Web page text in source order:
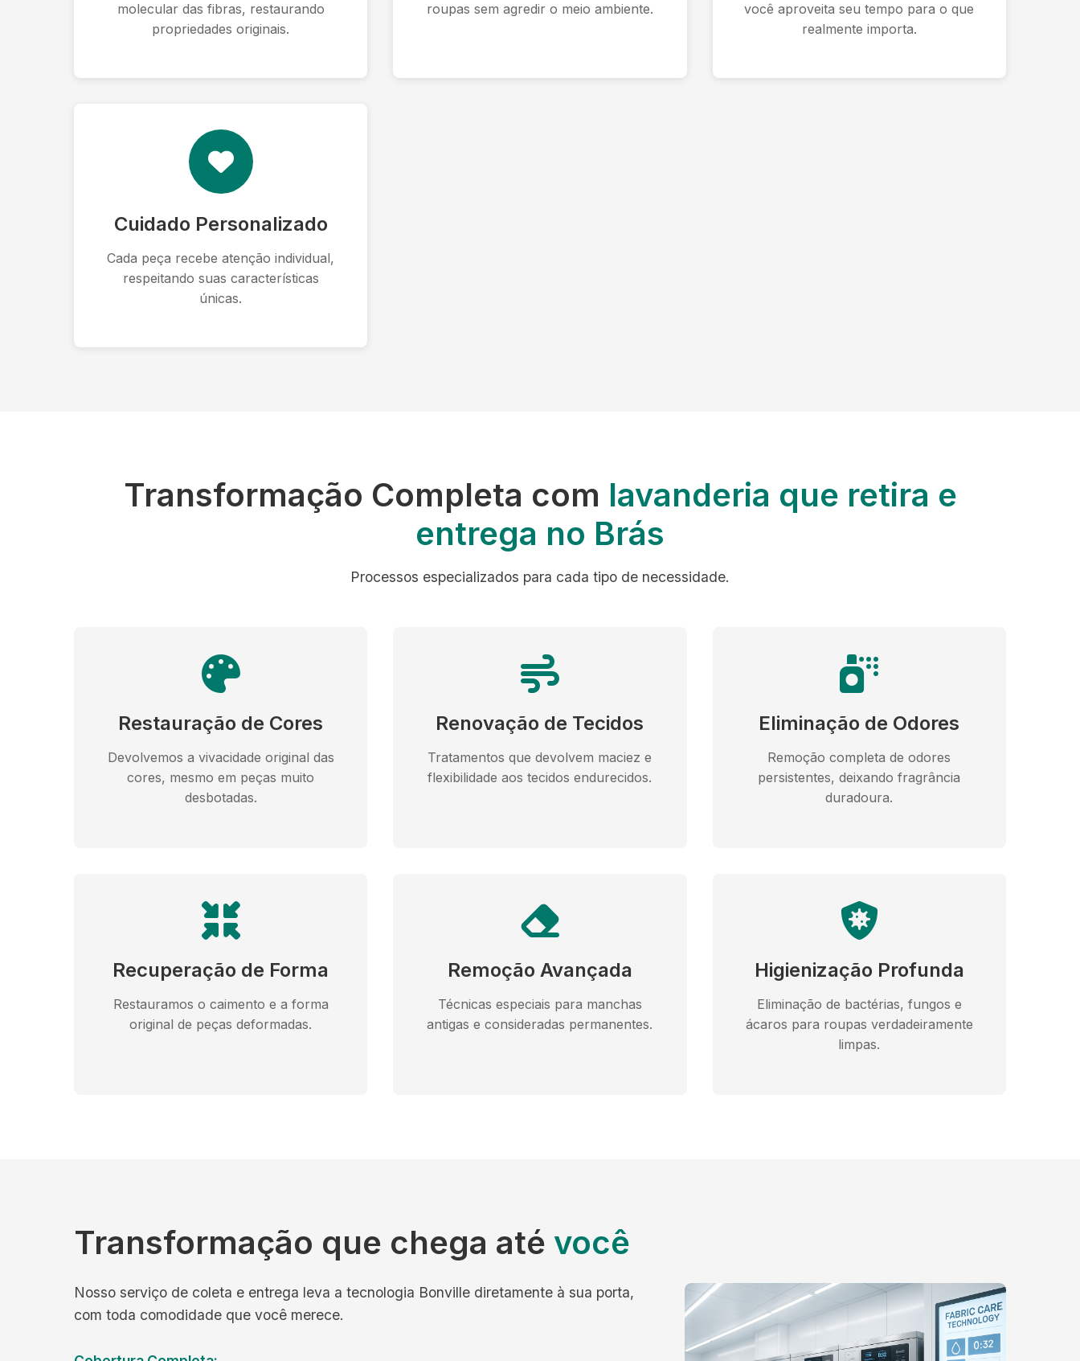
molecular das fibras, restaurando
propriedades originais.
roupas sem agredir o meio ambiente.
você aproveita seu tempo para o que
realmente importa.
Cuidado Personalizado
Cada peça recebe atenção individual,
respeitando suas características
únicas.
Transformação Completa com lavanderia que retira e
entrega no Brás
Processos especializados para cada tipo de necessidade.
Restauração de Cores
Devolvemos a vivacidade original das
cores, mesmo em peças muito
desbotadas.
Renovação de Tecidos
Tratamentos que devolvem maciez e
flexibilidade aos tecidos endurecidos.
Eliminação de Odores
Remoção completa de odores
persistentes, deixando fragrância
duradoura.
Recuperação de Forma
Restauramos o caimento e a forma
original de peças deformadas.
Remoção Avançada
Técnicas especiais para manchas
antigas e consideradas permanentes.
Higienização Profunda
Eliminação de bactérias, fungos e
ácaros para roupas verdadeiramente
limpas.
Transformação que chega até você
Nosso serviço de coleta e entrega leva a tecnologia Bonville diretamente à sua porta,
com toda comodidade que você merece.